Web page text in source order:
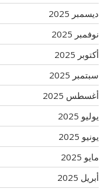
ديسمبر 2025
نوفمبر 2025
أكتوبر 2025
سبتمبر 2025
أغسطس 2025
يوليو 2025
يونيو 2025
مايو 2025
أبريل 2025